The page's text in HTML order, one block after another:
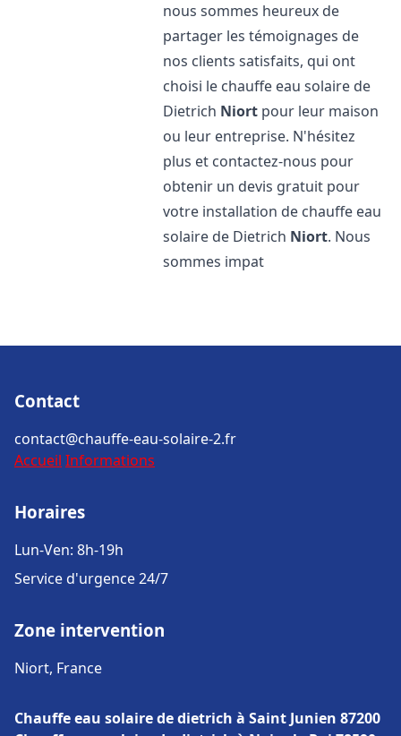
nous sommes heureux de
partager les témoignages de
nos clients satisfaits, qui ont
choisi le chauffe eau solaire de
Dietrich Niort pour leur maison
ou leur entreprise. N'hésitez
plus et contactez-nous pour
obtenir un devis gratuit pour
votre installation de chauffe eau
solaire de Dietrich Niort. Nous
sommes impat
Contact
contact@chauffe-eau-solaire-2.fr
Accueil Informations
Horaires
Lun-Ven: 8h-19h
Service d'urgence 24/7
Zone intervention
Niort, France
Chauffe eau solaire de dietrich à Saint Junien 87200